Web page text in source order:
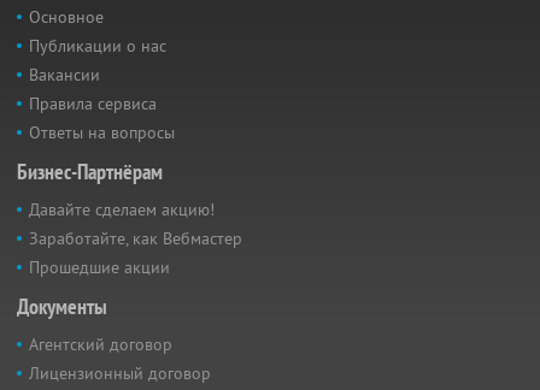
Основное
Публикации о нас
Вакансии
Правила сервиса
Ответы на вопросы
Бизнес-Партнёрам
Давайте сделаем акцию!
Заработайте, как Вебмастер
Прошедшие акции
Документы
Агентский договор
Лицензионный договор